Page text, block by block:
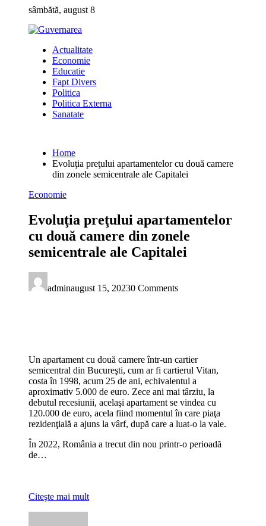
content
sâmbătă, august 8
Actualitate
Economie
Educatie
Fapt Divers
Politica
Politica Externa
Sanatate
Home
Evoluţia preţului apartamentelor cu două camere
din zonele semicentrale ale Capitalei
Economie
Evoluţia preţului apartamentelor
cu două camere din zonele
semicentrale ale Capitalei
adminaugust 15, 20230 Comments
Un apartament cu două camere într-un cartier
semicentral din Bucureşti, cum ar fi cartierul Vitan,
costa în 1998, acum 25 de ani, echivalentul a
aproximativ 5.000 de euro. Zece ani mai târziu, la
debutul recesiunii, acelaşi apartament se vindea cu
120.000 de euro, acela fiind momentul în care piaţa
rezidenţială a ajuns la vârf, după care a luat-o la vale.
În 2022, România a trecut din nou printr-o perioadă
de…
Citeşte mai mult